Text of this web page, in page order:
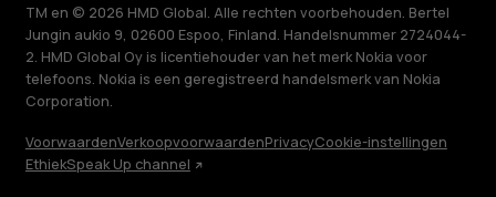
TM en © 2026 HMD Global. Alle rechten voorbehouden. Bertel
Jungin aukio 9, 02600 Espoo, Finland. Handelsnummer 2724044-
2. HMD Global Oy is licentiehouder van het merk Nokia voor
telefoons. Nokia is een geregistreerd handelsmerk van Nokia
Corporation.
VoorwaardenVerkoopvoorwaardenPrivacyCookie-instellingen
EthiekSpeak Up channel